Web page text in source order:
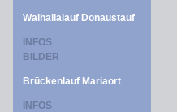
Walhallalauf Donaustauf
INFOS
BILDER
Brückenlauf Mariaort
INFOS